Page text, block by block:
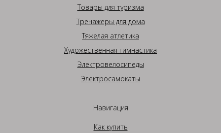
Товары для туризма
Тренажеры для дома
Тяжелая атлетика
Художественная гимнастика
Электровелосипеды
Электросамокаты
Навигация
Как купить